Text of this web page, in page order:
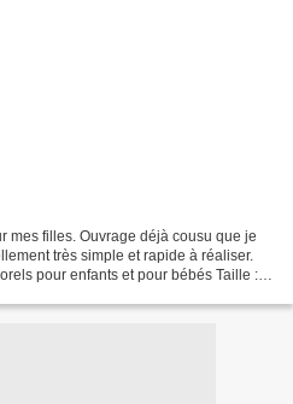
mes filles. Ouvrage déjà cousu que je
très simple et rapide à réaliser.
pour enfants et pour bébés Taille :